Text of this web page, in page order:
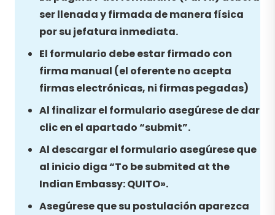
ser llenada y firmada de manera física
por su jefatura inmediata.
El formulario debe estar firmado con
firma manual (el oferente no acepta
firmas electrónicas, ni firmas pegadas)
Al finalizar el formulario asegúrese de dar
clic en el apartado “submit”.
Al descargar el formulario asegúrese que
al inicio diga “To be submited at the
Indian Embassy: QUITO».
Asegúrese que su postulación aparezca